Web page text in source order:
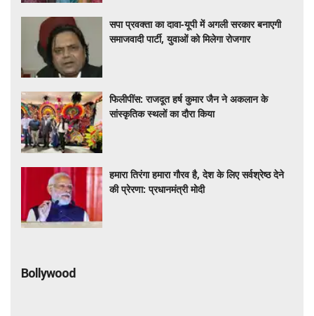
सपा प्रवक्ता का दावा-यूपी में अगली सरकार बनाएगी
समाजवादी पार्टी, युवाओं को मिलेगा रोजगार
फिलीपींस: राजदूत हर्ष कुमार जैन ने अकलान के
सांस्कृतिक स्थलों का दौरा किया
हमारा तिरंगा हमारा गौरव है, देश के लिए सर्वश्रेष्ठ देने
की प्रेरणा: प्रधानमंत्री मोदी
Bollywood